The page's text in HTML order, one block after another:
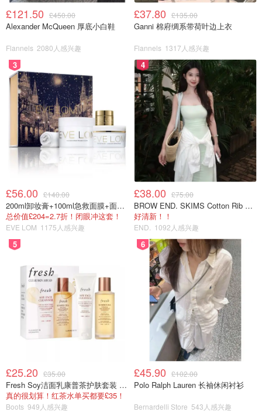
£121.50 £450.00
Alexander McQueen 厚底小白鞋
Flannels 2080人感兴趣
£37.80 £135.00
Ganni 棉府绸系带荷叶边上衣
Flannels 1317人感兴趣
3
£56.00 £140.00
200ml卸妆膏+100ml急救面膜+面霜+洁颜布
总价值£204=2.7折！闭眼冲这套！
EVE LOM 1175人感兴趣
4
£38.00 £75.00
BROW END. SKIMS Cotton Rib 长款背心连衣裙 薄荷绿
好清新！！
END. 1092人感兴趣
5
£25.20 £35.00
Fresh Soy洁面乳康普茶护肤套装 100ml
真的很划算！红茶水单买都要£35！
Boots 949人感兴趣
6
£45.90 £102.00
Polo Ralph Lauren 长袖休闲衬衫
Bernardelli Store 543人感兴趣